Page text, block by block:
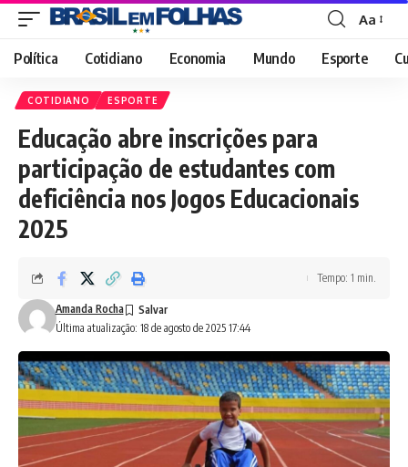
Font
Resizer
Aa
Política Cotidiano Economia Mundo Esporte
COTIDIANO ESPORTE
Educação abre inscrições para
participação de estudantes com
deficiência nos Jogos Educacionais
2025
Última atualização: 18 de agosto de 2025 17:44
Amanda Rocha
Tempo: 1 min.